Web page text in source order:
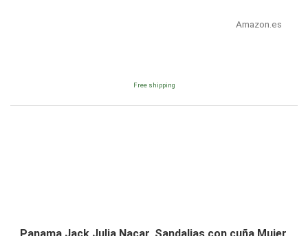
Amazon.es
Free shipping